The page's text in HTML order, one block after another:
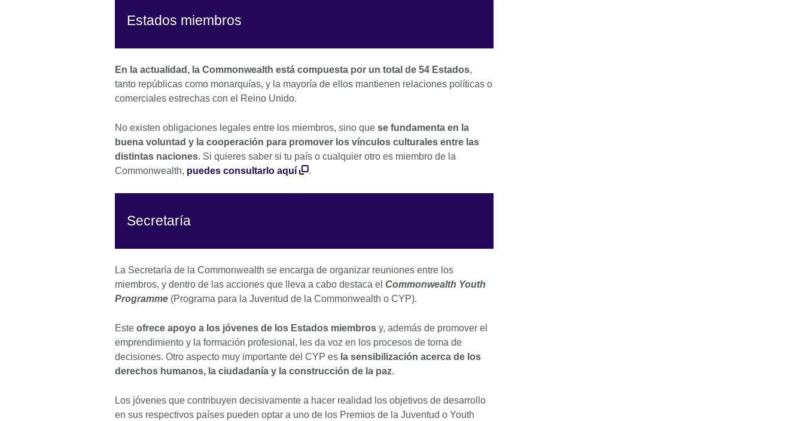
Estados miembros
En la actualidad, la Commonwealth está compuesta por un total de 54 Estados,
tanto repúblicas como monarquías, y la mayoría de ellos mantienen relaciones políticas o
comerciales estrechas con el Reino Unido.
No existen obligaciones legales entre los miembros, sino que se fundamenta en la
buena voluntad y la cooperación para promover los vínculos culturales entre las
distintas naciones. Si quieres saber si tu país o cualquier otro es miembro de la
Commonwealth, puedes consultarlo aquí .
Secretaría
La Secretaría de la Commonwealth se encarga de organizar reuniones entre los
miembros, y dentro de las acciones que lleva a cabo destaca el Commonwealth Youth
Programme (Programa para la Juventud de la Commonwealth o CYP).
Este ofrece apoyo a los jóvenes de los Estados miembros y, además de promover el
emprendimiento y la formación profesional, les da voz en los procesos de toma de
decisiones. Otro aspecto muy importante del CYP es la sensibilización acerca de los
derechos humanos, la ciudadanía y la construcción de la paz.
Los jóvenes que contribuyen decisivamente a hacer realidad los objetivos de desarrollo
en sus respectivos países pueden optar a uno de los Premios de la Juventud o Youth